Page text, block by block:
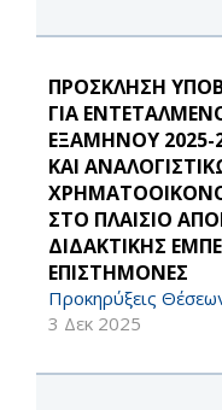
ΠΡΟΣΚΛΗΣΗ
ΓΙΑ
ΕΞΑΜΗΝΟΥ 2025-
ΚΑΙ
ΣΤΟ ΠΛΑΙΣΙΟ
ΔΙΔΑΚΤΙΚΗΣ
ΕΠΙΣΤΗΜΟΝΕΣ
Προκηρύξεις
3 Δεκ 2025